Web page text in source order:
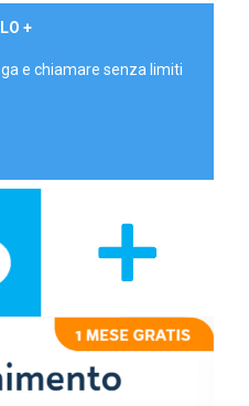
+
e chiamare senza limiti